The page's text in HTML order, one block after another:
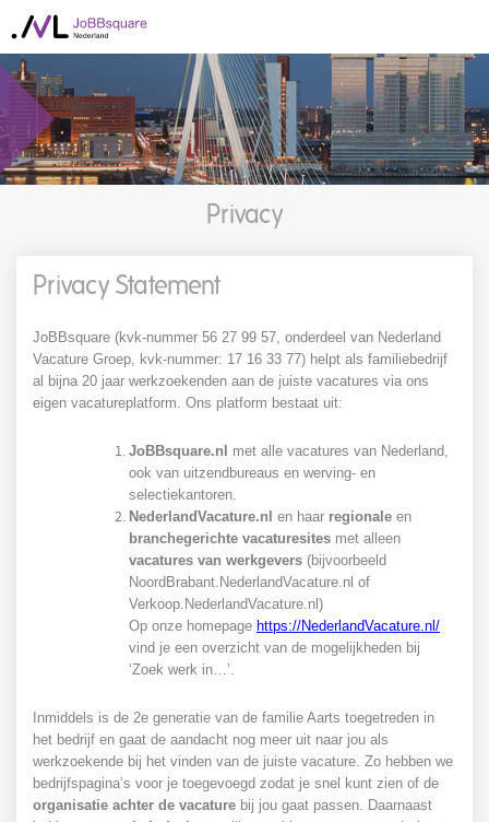
Privacy
Privacy Statement
JoBBsquare (kvk-nummer 56 27 99 57, onderdeel van Nederland
Vacature Groep, kvk-nummer: 17 16 33 77) helpt als familiebedrijf
al bijna 20 jaar werkzoekenden aan de juiste vacatures via ons
eigen vacatureplatform. Ons platform bestaat uit:
JoBBsquare.nl
met alle vacatures van Nederland,
ook van uitzendbureaus en werving- en
selectiekantoren.
NederlandVacature.nl en haar regionale en
branchegerichte vacaturesites met alleen
vacatures van werkgevers (bijvoorbeeld
NoordBrabant.NederlandVacature.nl of
Verkoop.NederlandVacature.nl)
Op onze homepage https://NederlandVacature.nl/
vind je een overzicht van de mogelijkheden bij
‘Zoek werk in…’.
Inmiddels is de 2e generatie van de familie Aarts toegetreden in
het bedrijf en gaat de aandacht nog meer uit naar jou als
werkzoekende bij het vinden van de juiste vacature. Zo hebben we
bedrijfspagina’s voor je toegevoegd zodat je snel kunt zien of de
organisatie achter de vacature bij jou gaat passen. Daarnaast